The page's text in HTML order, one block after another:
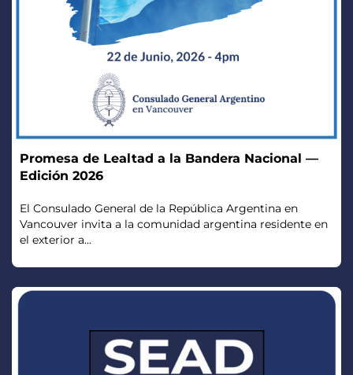
Promesa de Lealtad a la Bandera Nacional —
Edición 2026
El Consulado General de la República Argentina en
Vancouver invita a la comunidad argentina residente en
el exterior a...